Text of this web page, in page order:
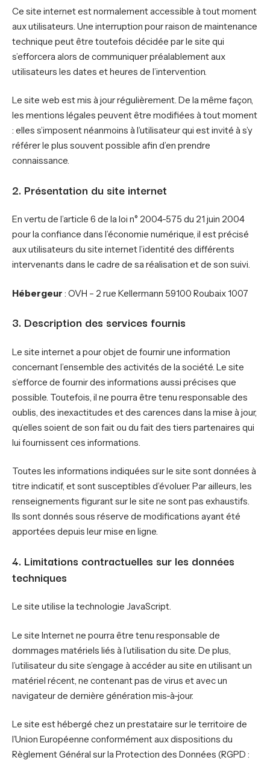
Ce site internet est normalement accessible à tout moment
aux utilisateurs. Une interruption pour raison de maintenance
technique peut être toutefois décidée par le site qui
s’efforcera alors de communiquer préalablement aux
utilisateurs les dates et heures de l’intervention.
Le site web est mis à jour régulièrement. De la même façon,
les mentions légales peuvent être modifiées à tout moment
: elles s’imposent néanmoins à l’utilisateur qui est invité à s’y
référer le plus souvent possible afin d’en prendre
connaissance.
2. Présentation du site internet
En vertu de l’article 6 de la loi n° 2004-575 du 21 juin 2004
pour la confiance dans l’économie numérique, il est précisé
aux utilisateurs du site internet l’identité des différents
intervenants dans le cadre de sa réalisation et de son suivi.
Hébergeur : OVH – 2 rue Kellermann 59100 Roubaix 1007
3. Description des services fournis
Le site internet a pour objet de fournir une information
concernant l’ensemble des activités de la société. Le site
s’efforce de fournir des informations aussi précises que
possible. Toutefois, il ne pourra être tenu responsable des
oublis, des inexactitudes et des carences dans la mise à jour,
qu’elles soient de son fait ou du fait des tiers partenaires qui
lui fournissent ces informations.
Toutes les informations indiquées sur le site sont données à
titre indicatif, et sont susceptibles d’évoluer. Par ailleurs, les
renseignements figurant sur le site ne sont pas exhaustifs.
Ils sont donnés sous réserve de modifications ayant été
apportées depuis leur mise en ligne.
4. Limitations contractuelles sur les données
techniques
Le site utilise la technologie JavaScript.
Le site Internet ne pourra être tenu responsable de
dommages matériels liés à l’utilisation du site. De plus,
l’utilisateur du site s’engage à accéder au site en utilisant un
matériel récent, ne contenant pas de virus et avec un
navigateur de dernière génération mis-à-jour.
Le site est hébergé chez un prestataire sur le territoire de
l’Union Européenne conformément aux dispositions du
Règlement Général sur la Protection des Données (RGPD :